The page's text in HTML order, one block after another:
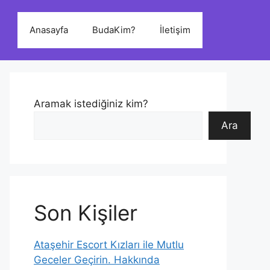
Anasayfa BudaKim? İletişim
Aramak istediğiniz kim?
Ara
Son Kişiler
Ataşehir Escort Kızları ile Mutlu
Geceler Geçirin. Hakkında